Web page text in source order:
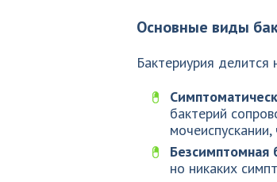
Основные виды
Бактериурия делится
бактерий
Безсимптомная
но никаких